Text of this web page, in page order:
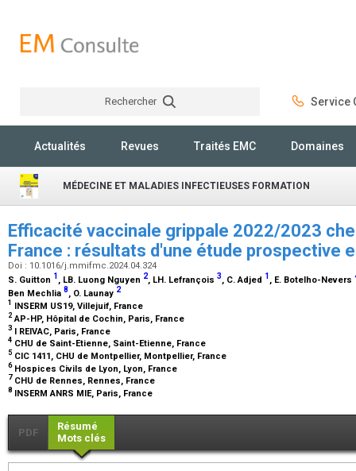
Rechercher Service
Actualités Revues Traités EMC Domaines
MÉDECINE ET MALADIES INFECTIEUSES FORMATION
Efficacité vaccinale grippale 2022/2023
France : résultats d'une étude prospective
Doi : 10.1016/j.mmifmc.2024.04.324
S. Guitton 1 , LB. Luong Nguyen 2, LH. Lefrançois 3, C. Adjed 1 , E. Botelho-Nevers
Ben Mechlia 8, O. Launay 2
1 INSERM US19, Villejuif, France
2 AP-HP, Hôpital de Cochin, Paris, France
3 I REIVAC, Paris, France
4 CHU de Saint-Etienne, Saint-Etienne, France
5 CIC 1411, CHU de Montpellier, Montpellier, France
6Hospices Civils de Lyon, Lyon, France
7 CHU de Rennes, Rennes, France
8 INSERM ANRS MIE, Paris, France
PDF
Résumé
Mots clés